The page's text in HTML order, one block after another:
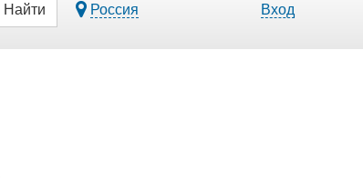
Найти Россия Вход